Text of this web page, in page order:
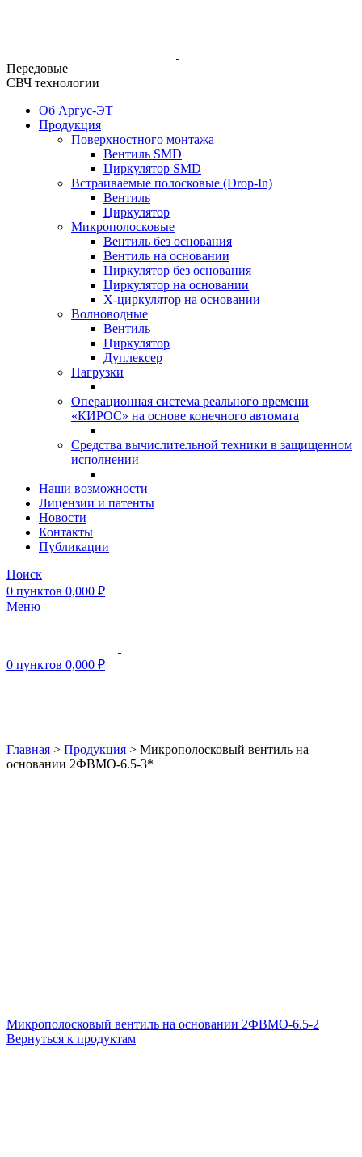
Передовые
СВЧ технологии
Об Аргус-ЭТ
Продукция
Поверхностного монтажа
Вентиль SMD
Циркулятор SMD
Встраиваемые полосковые (Drop-In)
Вентиль
Циркулятор
Микрополосковые
Вентиль без основания
Вентиль на основании
Циркулятор без основания
Циркулятор на основании
Х-циркулятор на основании
Волноводные
Вентиль
Циркулятор
Дуплексер
Нагрузки
Операционная система реального времени
«КИРОС» на основе конечного автомата
Средства вычислительной техники в защищенном
исполнении
Наши возможности
Лицензии и патенты
Новости
Контакты
Публикации
Поиск
0 пунктов 0,000 ₽
Меню
0 пунктов 0,000 ₽
Главная > Продукция > Микрополосковый вентиль на
основании 2ФВМO-6.5-3*
Микрополосковый вентиль на основании 2ФВМO-6.5-2
Вернуться к продуктам